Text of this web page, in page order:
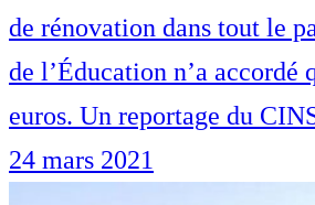
de rénovation dans tout le
de l’Éducation n’a
euros. Un reportage du
24 mars 2021